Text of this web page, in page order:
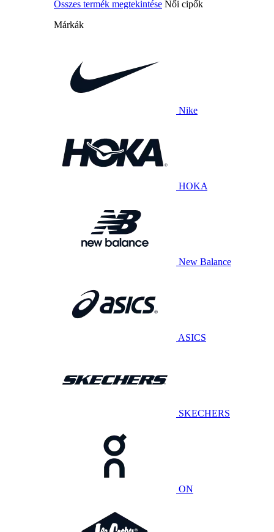
Összes termék megtekintése Női cipők
Márkák
Nike
HOKA
New Balance
ASICS
SKECHERS
ON